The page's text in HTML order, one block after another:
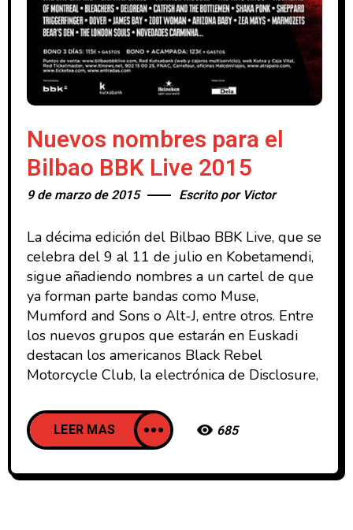
Nuevos nombres para el
Bilbao BBK Live 2015
9 de marzo de 2015 Escrito por Victor
La décima edición del Bilbao BBK Live, que se
celebra del 9 al 11 de julio en Kobetamendi,
sigue añadiendo nombres a un cartel de que
ya forman parte bandas como Muse,
Mumford and Sons o Alt-J, entre otros. Entre
los nuevos grupos que estarán en Euskadi
destacan los americanos Black Rebel
Motorcycle Club, la electrónica de Disclosure,
LEER MAS 685